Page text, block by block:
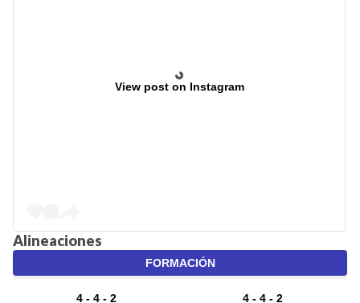
View post on Instagram
Alineaciones